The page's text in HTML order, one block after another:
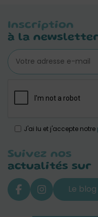
Inscription
à la
J'ai lu et j'accepte notre
Suivez nos
actualités sur
Le blog